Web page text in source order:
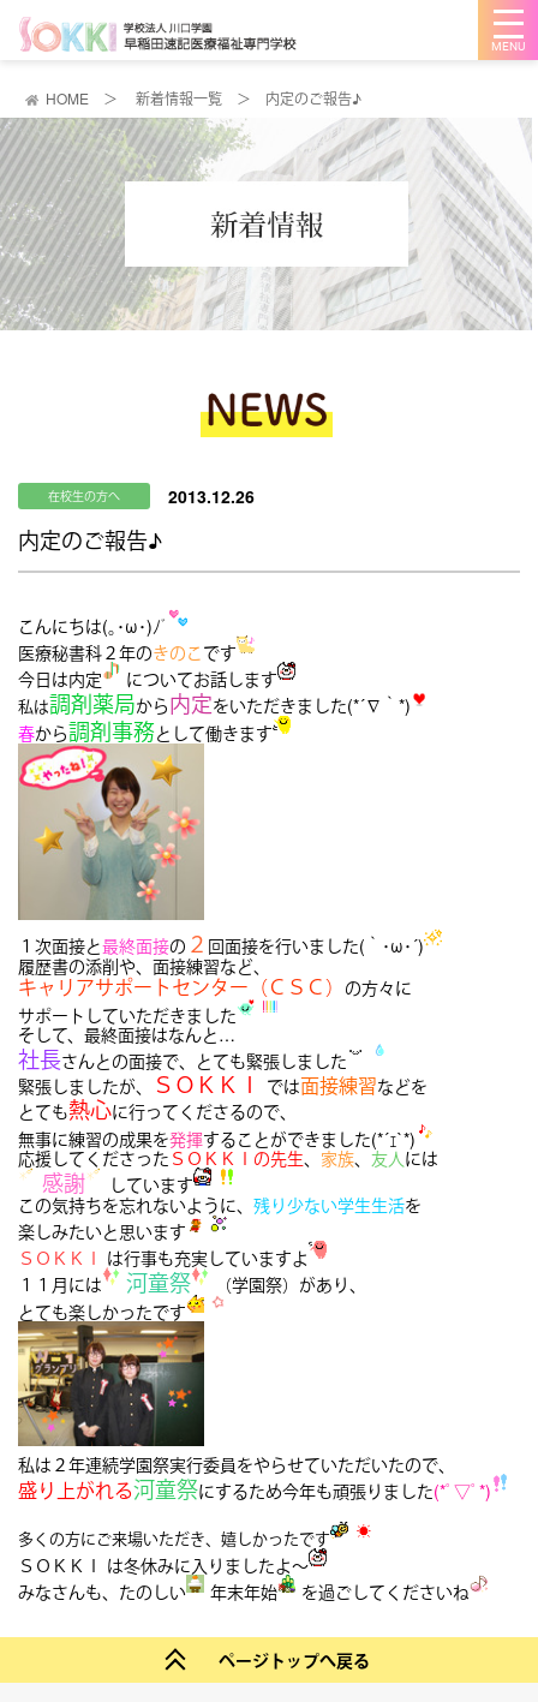
メ
ニ
ュ
ー
HOME ＞ 新着情報一覧 ＞ 内定のご報告♪
在校生の方へ 2013.12.26
内定のご報告♪
こんにちは(｡･ω･)ﾉﾞ
医療秘書科２年のきのこ です
今日は内定
についてお話します
私は調剤薬局から内定をいただきました(*´∇｀*)
春から調剤事務として働きます
１次面接と最終面接の ２ 回面接を行いました(｀･ω･´)
履歴書の添削や、面接練習など、
キャリアサポートセンター（ＣＳＣ） の方々に
サポートしていただきました
そして、最終面接はなんと…
社長さんとの面接で、とても緊張しました
緊張しましたが、
ＳＯＫＫＩ では面接練習などを
とても熱心に行ってくださるので、
無事に練習の成果を発揮することができました(*´ｪ`*)
応援してくださった ＳＯＫＫＩの先生、 家族、 友人には
感謝
しています
この気持ちを忘れないように、 残り少ない学生生活を
楽しみたいと思います
ＳＯＫＫＩ は行事も充実していますよ
１１月には
河童祭
（学園祭）があり、
とても楽しかったです
私は２年連続学園祭実行委員をやらせていただいたので、
盛り上がれる河童祭にするため今年も頑張りました(*ﾟ▽ﾟ*)
多くの方にご来場いただき、嬉しかったです
ＳＯＫＫＩ は冬休みに入りましたよ～
みなさんも、たのしい
年末年始 を過ごしてくださいね
ページトップへ戻る